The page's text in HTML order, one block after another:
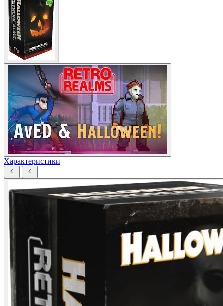
Характеристики